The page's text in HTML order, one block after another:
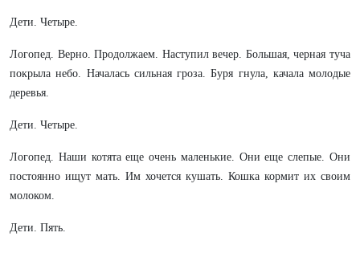
Дети. Четыре.
Логопед. Верно. Продолжаем. Наступил вечер. Большая, черная туча
покрыла небо. Началась сильная гроза. Буря гнула, качала молодые
деревья.
Дети. Четыре.
Логопед. Наши котята еще очень маленькие. Они еще слепые. Они
постоянно ищут мать. Им хочется кушать. Кошка кормит их своим
молоком.
Дети. Пять.